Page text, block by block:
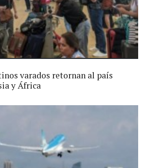
varados retornan al país
y África